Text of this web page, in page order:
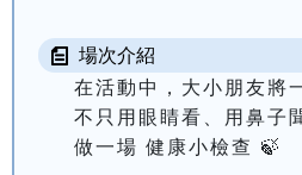
場次介紹
在活動中，大小朋友將
不只用眼睛看、用鼻子
做一場 健康小檢查 🍃